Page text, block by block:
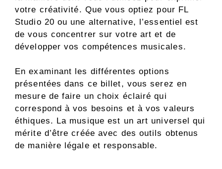
votre créativité. Que vous optiez pour FL
Studio 20 ou une alternative, l’essentiel est
de vous concentrer sur votre art et de
développer vos compétences musicales.
En examinant les différentes options
présentées dans ce billet, vous serez en
mesure de faire un choix éclairé qui
correspond à vos besoins et à vos valeurs
éthiques. La musique est un art universel qui
mérite d’être créée avec des outils obtenus
de manière légale et responsable.